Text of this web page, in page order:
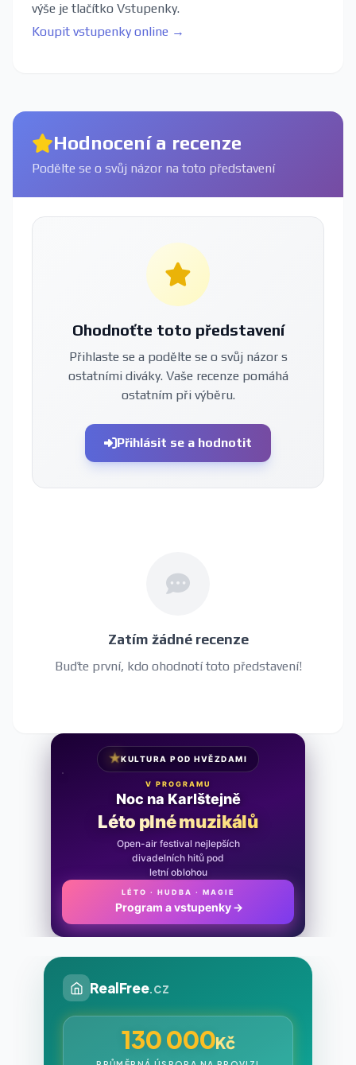
výše je tlačítko Vstupenky.
Koupit vstupenky online →
Hodnocení a recenze
Podělte se o svůj názor na toto představení
Ohodnoťte toto představení
Přihlaste se a podělte se o svůj názor s
ostatními diváky. Vaše recenze pomáhá
ostatním při výběru.
Přihlásit se a hodnotit
Zatím žádné recenze
Buďte první, kdo ohodnotí toto představení!
★KULTURA POD HVĚZDAMI
V PROGRAMU
Noc na Karlštejně
Léto plné muzikálů
Open-air festival nejlepších
divadelních hitů pod
letní oblohou
LÉTO · HUDBA · MAGIE
Program a vstupenky →
RealFree.cz
130 000Kč